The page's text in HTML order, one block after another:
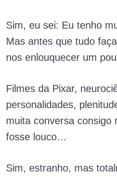
Sim, eu sei: Eu tenho
Mas antes que tudo
nos enlouquecer um
Filmes da Pixar,
personalidades,
muita conversa consigo
fosse louco…
Sim, estranho, mas